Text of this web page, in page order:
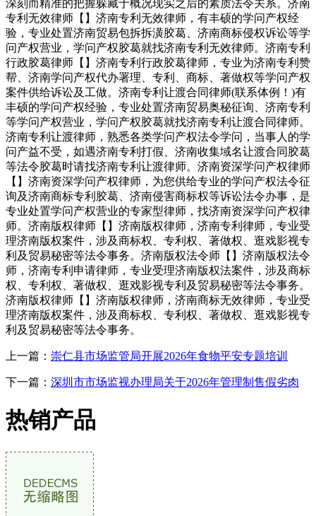
深刻而精准的把握躲藏于概况现实之后的素质法令关系。济南
专利无效律师【】济南专利无效律师，有丰硕的学问产权经
验，专业处置济南贸易包拆拆潢胶葛、济南商标侵权诉讼等学
问产权营业，学问产权胶葛就找济南专利无效律师。济南专利
行政胶葛律师【】济南专利行政胶葛律师，专业为济南专利赞
帮、济南学问产权代办署理、专利、商标、著做权等学问产权
案件供给诉讼及工做。济南专利让渡合同律师(联系体例！)有
丰硕的学问产权经验，专业处置济南贸易奥秘征询、济南专利
等学问产权营业，学问产权胶葛就找济南专利让渡合同律师。
济南专利让渡律师，熟悉各类学问产权法令学问，当事人的学
问产益不受，如遇济南专利打假、济南收集域名让渡合同胶葛
等法令胶葛时请找济南专利让渡律师。济南资深学问产权律师
【】济南资深学问产权律师，为您供给专业的学问产权法令征
询及济南商标专利胶葛、济南侵害商标权等诉讼法令办事，是
专业处置学问产权营业的专家型律师，找济南资深学问产权律
师。济南版权律师【】济南版权律师，济南专利律师，专业受
理济南版权案件，涉及商标权、专利权、著做权、逛戏影视专
利及贸易秘密等法令事务。济南版权法令师【】济南版权法令
师，济南专利申请律师，专业受理济南版权法案件，涉及商标
权、专利权、著做权、逛戏影视专利及贸易秘密等法令事务。
济南版权律师【】济南版权律师，济南商标无效律师，专业受
理济南版权案件，涉及商标权、专利权、著做权、逛戏影视专
利及贸易秘密等法令事务。
上一篇： 崇仁县市场监管局开展2026年食物平安专题培训
下一篇： 深圳市市场监视办理局关于2026年管理制售假劣肉
热销产品